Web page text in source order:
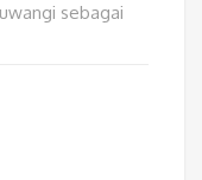
sebagai